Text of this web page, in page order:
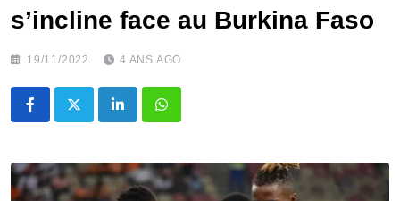
s’incline face au Burkina Faso
19/11/2022 4 ANS AGO
LinkedInWhatsapp